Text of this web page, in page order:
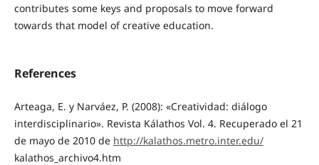
contributes some keys and proposals to move forward
towards that model of creative education.
References
Arteaga, E. y Narváez, P. (2008): «Creatividad: diálogo
interdisciplinario». Revista Kálathos Vol. 4. Recuperado el 21
de mayo de 2010 de http://kalathos.metro.inter.edu/
kalathos_archivo4.htm